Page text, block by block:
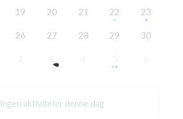
19 20 21 22 23
26 27 28 29 30
Ingen aktiviteter denne dag